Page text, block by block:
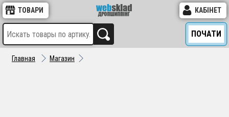
ТОВАРИ КАБІНЕТ
ПОЧАТИ
Главная Магазин